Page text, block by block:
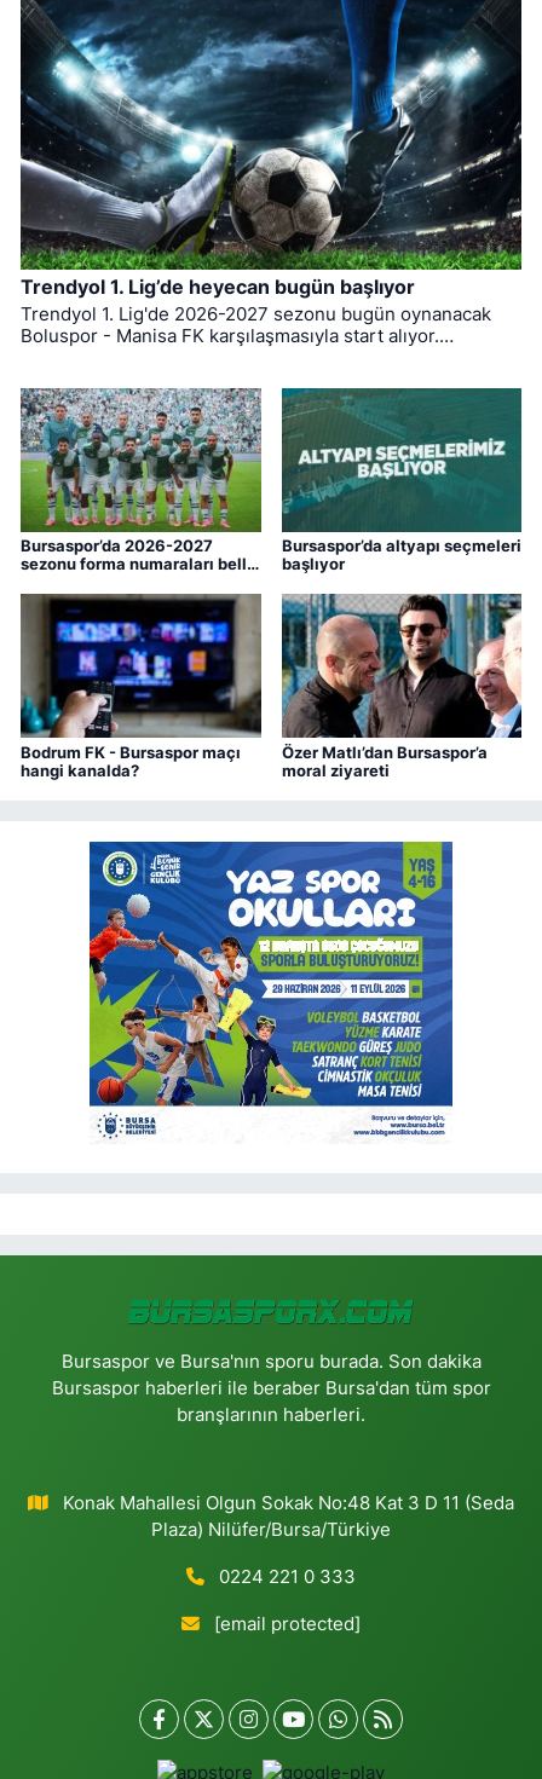
Trendyol 1. Lig’de heyecan bugün başlıyor
Trendyol 1. Lig'de 2026-2027 sezonu bugün oynanacak
Boluspor - Manisa FK karşılaşmasıyla start alıyor.
Bursaspor’da 2026-2027
sezonu forma numaraları belli
Bursaspor’da altyapı seçmeleri
başlıyor
Bodrum FK - Bursaspor maçı
hangi kanalda?
Özer Matlı’dan Bursaspor’a
moral ziyareti
Bursaspor ve Bursa'nın sporu burada. Son dakika
Bursaspor haberleri ile beraber Bursa'dan tüm spor
branşlarının haberleri.
Konak Mahallesi Olgun Sokak No:48 Kat 3 D 11 (Seda
Plaza) Nilüfer/Bursa/Türkiye
0224 221 0 333
[email protected]